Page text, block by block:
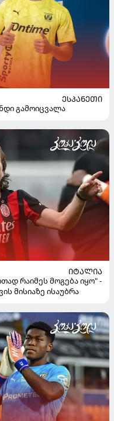
ᲔᲡᲞᲐᲜᲔᲗᲘ
გამოიცვალა
ᲘᲢᲐᲚᲘᲐ
რაიმეს მოგება იყო" -
მისიაზე ისაუბრა